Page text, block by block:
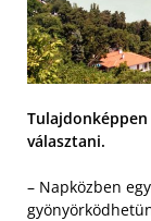
választani.
– Napközben